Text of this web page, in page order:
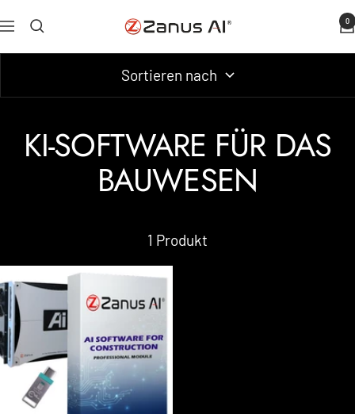
Inhalt
Navigation
Zanus
AI
0
Sortieren nach
KI-SOFTWARE FÜR DAS
BAUWESEN
1 Produkt